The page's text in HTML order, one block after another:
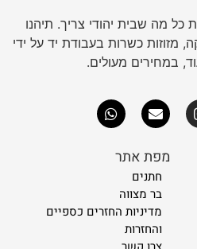
מה שבית יהודי צריך. תיהנו
מזוזות כשרות בעבודת יד על ידי
במחירים מעולים.
מפת אתר
חתנים
בר מצווה
מדיניות החזרים כספיים
והחזרות